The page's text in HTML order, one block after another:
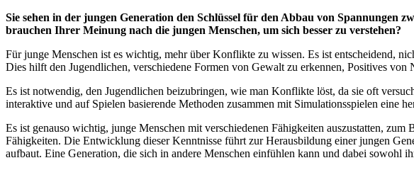
Sie sehen in der jungen Generation den Schlüssel für den Abbau von Spannungen
brauchen Ihrer Meinung nach die jungen Menschen, um sich besser zu verstehen?
Für junge Menschen ist es wichtig, mehr über Konflikte zu wissen. Es ist entscheidend,
Dies hilft den Jugendlichen, verschiedene Formen von Gewalt zu erkennen, Positives
Es ist notwendig, den Jugendlichen beizubringen, wie man Konflikte löst, da sie oft
interaktive und auf Spielen basierende Methoden zusammen mit Simulationsspielen eine
Es ist genauso wichtig, junge Menschen mit verschiedenen Fähigkeiten auszustatten,
Fähigkeiten. Die Entwicklung dieser Kenntnisse führt zur Herausbildung einer jungen
aufbaut. Eine Generation, die sich in andere Menschen einfühlen kann und dabei sowohl